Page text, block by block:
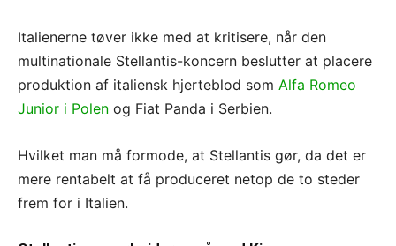
Italienerne tøver ikke med at kritisere, når den
multinationale Stellantis-koncern beslutter at placere
produktion af italiensk hjerteblod som Alfa Romeo
Junior i Polen og Fiat Panda i Serbien.
Hvilket man må formode, at Stellantis gør, da det er
mere rentabelt at få produceret netop de to steder
frem for i Italien.